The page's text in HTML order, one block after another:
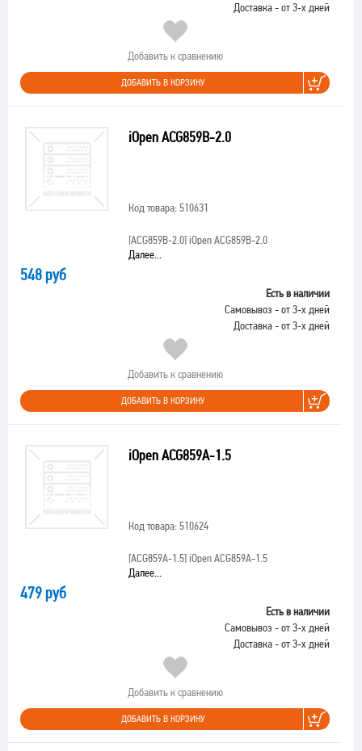
Доставка - от 3-х дней
Добавить к сравнению
ДОБАВИТЬ В КОРЗИНУ
iOpen ACG859B-2.0
Код товара: 510631
[ACG859B-2.0]iOpen ACG859B-2.0
Далее...
548 руб
Есть в наличии
Самовывоз - от 3-х дней
Доставка - от 3-х дней
Добавить к сравнению
ДОБАВИТЬ В КОРЗИНУ
iOpen ACG859A-1.5
Код товара: 510624
[ACG859A-1.5]iOpen ACG859A-1.5
Далее...
479 руб
Есть в наличии
Самовывоз - от 3-х дней
Доставка - от 3-х дней
Добавить к сравнению
ДОБАВИТЬ В КОРЗИНУ